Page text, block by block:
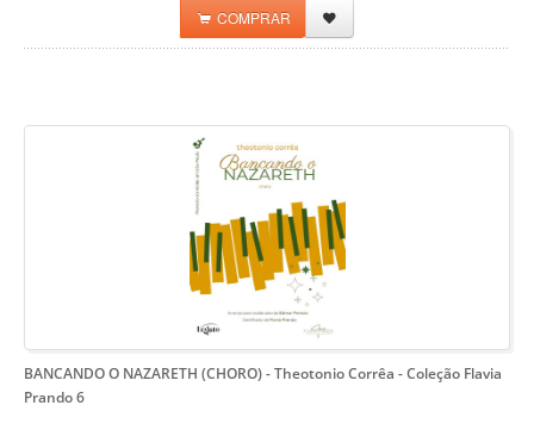
COMPRAR
BANCANDO O NAZARETH (CHORO) - Theotonio Corrêa - Coleção Flavia
Prando 6